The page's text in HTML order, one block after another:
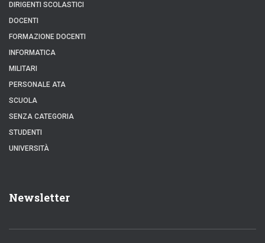
DIRIGENTI SCOLASTICI
DOCENTI
FORMAZIONE DOCENTI
INFORMATICA
MILITARI
PERSONALE ATA
SCUOLA
SENZA CATEGORIA
STUDENTI
UNIVERSITÀ
Newsletter